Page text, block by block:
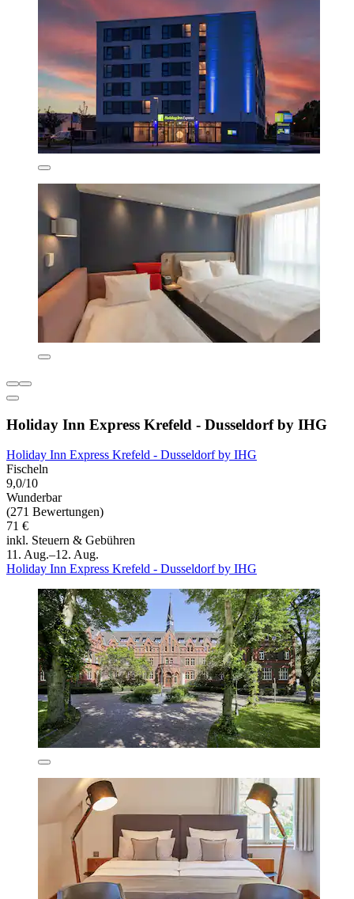
Holiday Inn Express Krefeld - Dusseldorf by IHG
Holiday Inn Express Krefeld - Dusseldorf by IHG
Fischeln
9,0/10
Wunderbar
(271 Bewertungen)
71 €
inkl. Steuern & Gebühren
11. Aug.–12. Aug.
Holiday Inn Express Krefeld - Dusseldorf by IHG